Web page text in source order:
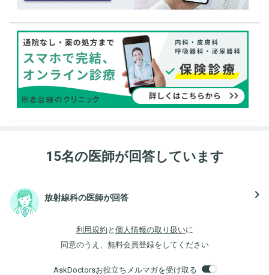
15名の医師が回答しています
放射線科の医師が回答 navigate_next
利用規約 と 個人情報の取り扱いに
同意のうえ、無料会員登録をしてください
AskDoctorsお役立ちメルマガを受け取る